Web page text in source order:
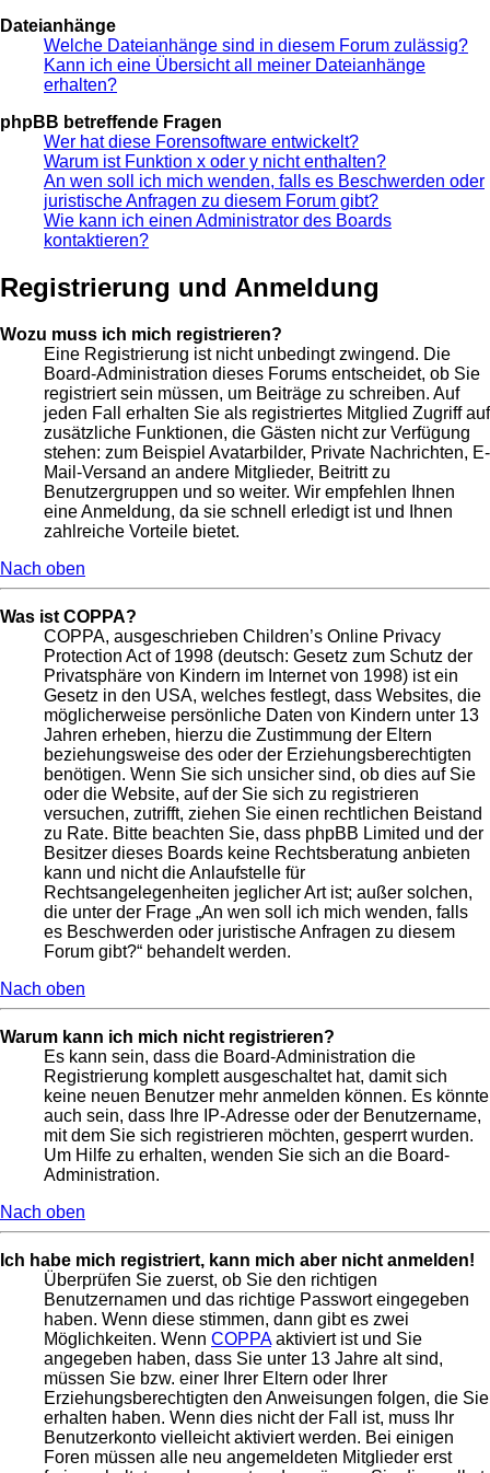
Dateianhänge
Welche Dateianhänge sind in diesem Forum zulässig?
Kann ich eine Übersicht all meiner Dateianhänge
erhalten?
phpBB betreffende Fragen
Wer hat diese Forensoftware entwickelt?
Warum ist Funktion x oder y nicht enthalten?
An wen soll ich mich wenden, falls es Beschwerden oder
juristische Anfragen zu diesem Forum gibt?
Wie kann ich einen Administrator des Boards
kontaktieren?
Registrierung und Anmeldung
Wozu muss ich mich registrieren?
Eine Registrierung ist nicht unbedingt zwingend. Die
Board-Administration dieses Forums entscheidet, ob Sie
registriert sein müssen, um Beiträge zu schreiben. Auf
jeden Fall erhalten Sie als registriertes Mitglied Zugriff auf
zusätzliche Funktionen, die Gästen nicht zur Verfügung
stehen: zum Beispiel Avatarbilder, Private Nachrichten, E-
Mail-Versand an andere Mitglieder, Beitritt zu
Benutzergruppen und so weiter. Wir empfehlen Ihnen
eine Anmeldung, da sie schnell erledigt ist und Ihnen
zahlreiche Vorteile bietet.
Nach oben
Was ist COPPA?
COPPA, ausgeschrieben Children’s Online Privacy
Protection Act of 1998 (deutsch: Gesetz zum Schutz der
Privatsphäre von Kindern im Internet von 1998) ist ein
Gesetz in den USA, welches festlegt, dass Websites, die
möglicherweise persönliche Daten von Kindern unter 13
Jahren erheben, hierzu die Zustimmung der Eltern
beziehungsweise des oder der Erziehungsberechtigten
benötigen. Wenn Sie sich unsicher sind, ob dies auf Sie
oder die Website, auf der Sie sich zu registrieren
versuchen, zutrifft, ziehen Sie einen rechtlichen Beistand
zu Rate. Bitte beachten Sie, dass phpBB Limited und der
Besitzer dieses Boards keine Rechtsberatung anbieten
kann und nicht die Anlaufstelle für
Rechtsangelegenheiten jeglicher Art ist; außer solchen,
die unter der Frage „An wen soll ich mich wenden, falls
es Beschwerden oder juristische Anfragen zu diesem
Forum gibt?“ behandelt werden.
Nach oben
Warum kann ich mich nicht registrieren?
Es kann sein, dass die Board-Administration die
Registrierung komplett ausgeschaltet hat, damit sich
keine neuen Benutzer mehr anmelden können. Es könnte
auch sein, dass Ihre IP-Adresse oder der Benutzername,
mit dem Sie sich registrieren möchten, gesperrt wurden.
Um Hilfe zu erhalten, wenden Sie sich an die Board-
Administration.
Nach oben
Ich habe mich registriert, kann mich aber nicht anmelden!
Überprüfen Sie zuerst, ob Sie den richtigen
Benutzernamen und das richtige Passwort eingegeben
haben. Wenn diese stimmen, dann gibt es zwei
Möglichkeiten. Wenn COPPAaktiviert ist und Sie
angegeben haben, dass Sie unter 13 Jahre alt sind,
müssen Sie bzw. einer Ihrer Eltern oder Ihrer
Erziehungsberechtigten den Anweisungen folgen, die Sie
erhalten haben. Wenn dies nicht der Fall ist, muss Ihr
Benutzerkonto vielleicht aktiviert werden. Bei einigen
Foren müssen alle neu angemeldeten Mitglieder erst